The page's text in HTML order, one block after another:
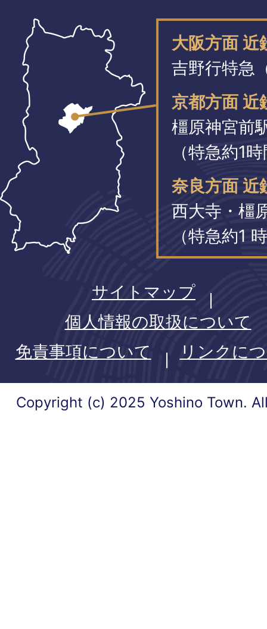
大阪方面
吉野行特急
京都方面 近
橿原神宮前
（特急約1
奈良方面 近
西大寺・橿
（特急約1
サイトマップ
個人情報の取扱について
免責事項について
リンクに
Copyright (c) 2025 Yoshino Town.